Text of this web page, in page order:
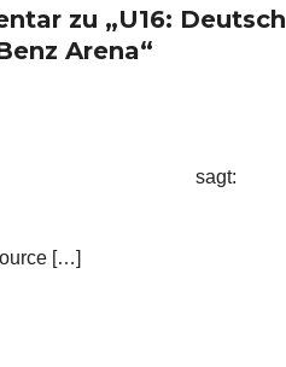
zu „U16:
Arena“
sagt:
[…]